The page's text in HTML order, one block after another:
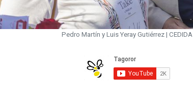
Pedro Martín y Luis Yeray Gutiérrez | CEDIDA